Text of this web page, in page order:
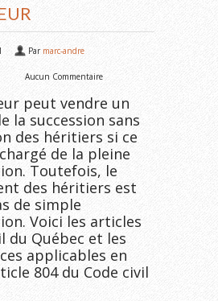
Par marc-andre
Aucun Commentaire
peut vendre un
la succession sans
des héritiers si ce
de la pleine
Toutefois, le
des héritiers est
de simple
Voici les articles
du Québec et les
applicables en
804 du Code civil